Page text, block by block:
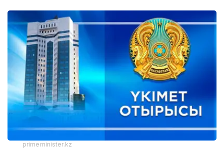
primeminister.kz